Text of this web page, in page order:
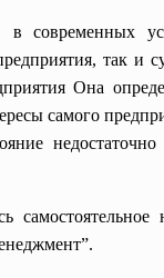
современных
так
Она
самого